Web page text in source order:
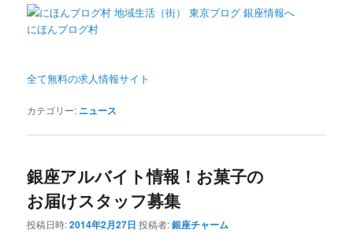
にほんブログ村
全て無料の求人情報サイト
カテゴリー: ニュース
銀座アルバイト情報！お菓子の
お届けスタッフ募集
投稿日時:2014年2月27日 投稿者:銀座チャーム